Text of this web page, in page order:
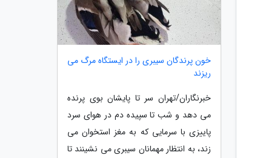
خون پرندگان سیبری را در ایستگاه مرگ می
ریزند
خبرنگاران/تهران سر تا پایشان بوی پرنده
می دهد و شب تا سپیده دم در هوای سرد
پاییزی با سرمایی که به مغز استخوان می
زند، به انتظار مهمانان سیبری می نشینند تا